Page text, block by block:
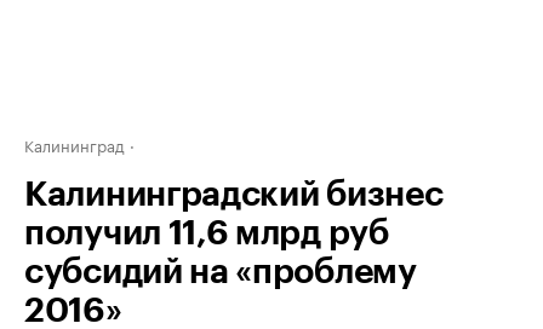
Калининград
Калининградский бизнес
получил 11,6 млрд руб
субсидий на «проблему
2016»